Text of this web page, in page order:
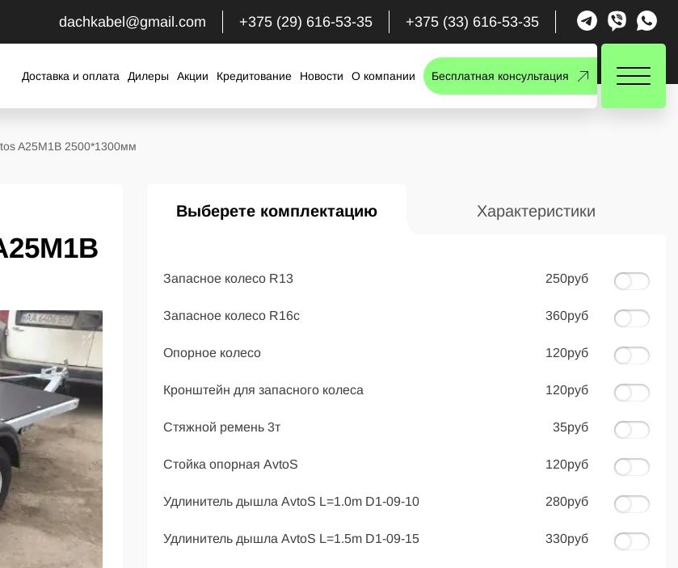
dachkabel@gmail.com +375 (29) 616-53-35 +375 (33) 616-53-35
Доставка и оплата Дилеры Акции Кредитование Новости О компании Бесплатная консультация
A25M1B 2500*1300мм
Выберете комплектацию Характеристики
Запасное колесо R13 250руб
Запасное колесо R16с 360руб
Опорное колесо 120руб
Кронштейн для запасного колеса 120руб
Стяжной ремень 3т 35руб
Стойка опорная AvtoS 120руб
Удлинитель дышла AvtoS L=1.0m D1-09-10 280руб
Удлинитель дышла AvtoS L=1.5m D1-09-15 330руб